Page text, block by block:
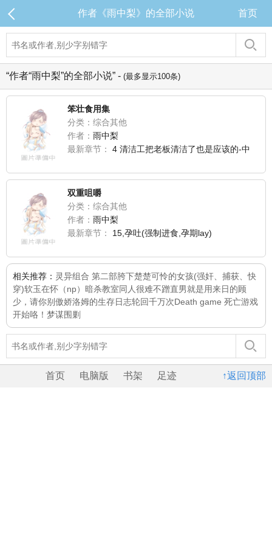
作者《雨中梨》的全部小说 首页
“作者“雨中梨”的全部小说” - (最多显示100条)
笨壮食用集
分类：综合其他
作者： 雨中梨
最新章节：
4 清洁工把老板清洁了也是应该的-中
双重咀嚼
分类：综合其他
作者： 雨中梨
最新章节：
15,孕吐(强制进食,孕期lay)
相关推荐： 灵异组合 第二部胯下楚楚可怜的女孩(强奸、捕获、快
穿)软玉在怀（np） 暗杀教室同人很难不蹭直男就是用来日的顾
少，请你别傲娇洛姆的生存日志轮回千万次Death game 死亡游戏
开始咯！ 梦谋围剿
↑返回顶部
首页 电脑版 书架 足迹